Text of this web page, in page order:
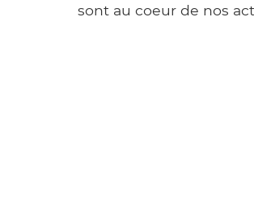
sont au coeur de nos